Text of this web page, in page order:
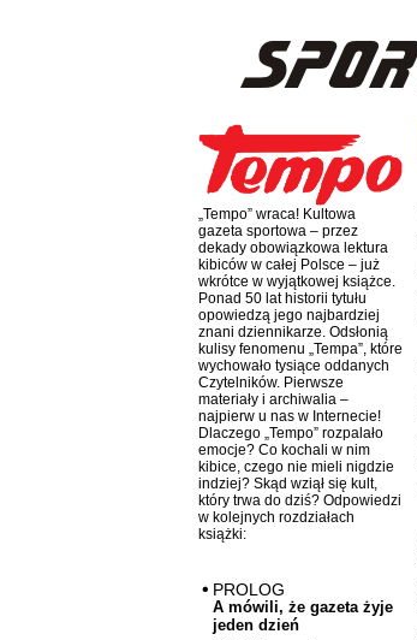
„Tempo” wraca! Kultowa
gazeta sportowa – przez
dekady obowiązkowa lektura
kibiców w całej Polsce – już
wkrótce w wyjątkowej książce.
Ponad 50 lat historii tytułu
opowiedzą jego najbardziej
znani dziennikarze. Odsłonią
kulisy fenomenu „Tempa”, które
wychowało tysiące oddanych
Czytelników. Pierwsze
materiały i archiwalia –
najpierw u nas w Internecie!
Dlaczego „Tempo” rozpalało
emocje? Co kochali w nim
kibice, czego nie mieli nigdzie
indziej? Skąd wziął się kult,
który trwa do dziś? Odpowiedzi
w kolejnych rozdziałach
książki:
PROLOG
A mówili, że gazeta żyje
jeden dzień